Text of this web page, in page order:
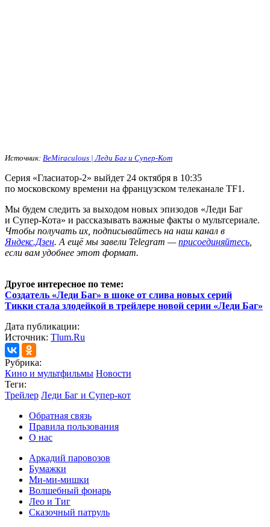
Источник: BeMiraculous | Леди Баг и Супер-Кот
Серия «Гласиатор-2» выйдет 24 октября в 10:35
по московскому времени на французском телеканале TF1.
Мы будем следить за выходом новых эпизодов «Леди Баг
и Супер-Кота» и рассказывать важные факты о мультсериале.
Чтобы получать их, подписывайтесь на наш канал в
Яндекс.Дзен. А ещё мы завели Telegram —присоединяйтесь,
если вам удобнее этот формат.
Другое интересное по теме:
Создатель «Леди Баг» в шоке от слива новых серий
Тикки стала злодейкой в трейлере новой серии «Леди Баг»
Дата публикации:
Источник: Tlum.Ru
Рубрика:
Кино и мультфильмы Новости
Теги:
Трейлер Леди Баг и Супер-кот
Обратная связь
Правила пользования
О нас
Аркадий паровозов
Бумажки
Ми-ми-мишки
Волшебный фонарь
Лео и Тиг
Сказочный патруль